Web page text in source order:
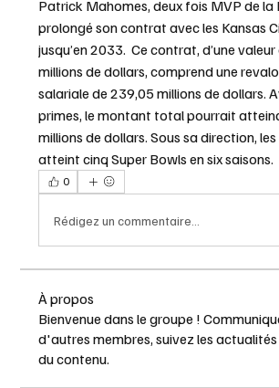
Patrick Mahomes, deux fois MVP de la
prolongé son contrat avec les Kansas
jusqu’en 2033.  Ce contrat, d’une
millions de dollars, comprend une
salariale de 239,05 millions de dollars.
primes, le montant total pourrait
millions de dollars. Sous sa direction,
atteint cinq Super Bowls en six saisons.
0
Rédigez un commentaire...
À propos
Bienvenue dans le groupe !
d'autres membres, suivez les
du contenu.